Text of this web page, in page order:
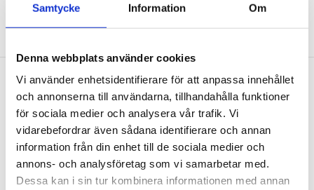
Samtycke Information Om
Denna webbplats använder cookies
Vi använder enhetsidentifierare för att anpassa innehållet
och annonserna till användarna, tillhandahålla funktioner
för sociala medier och analysera vår trafik. Vi
vidarebefordrar även sådana identifierare och annan
information från din enhet till de sociala medier och
annons- och analysföretag som vi samarbetar med.
Dessa kan i sin tur kombinera informationen med annan
Nyhetsbrev
PRENUMERERA